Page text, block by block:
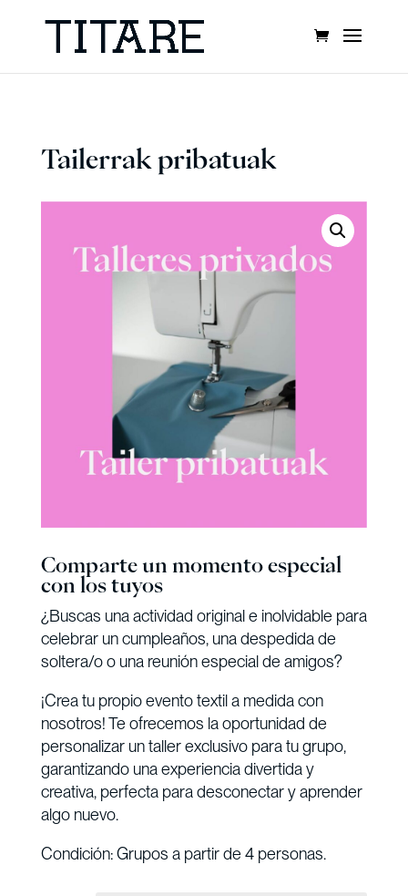
Tailerrak pribatuak
Comparte un momento especial
con los tuyos
¿Buscas una actividad original e inolvidable para
celebrar un cumpleaños, una despedida de
soltera/o o una reunión especial de amigos?
¡Crea tu propio evento textil a medida con
nosotros! Te ofrecemos la oportunidad de
personalizar un taller exclusivo para tu grupo,
garantizando una experiencia divertida y
creativa, perfecta para desconectar y aprender
algo nuevo.
Condición: Grupos a partir de 4 personas.